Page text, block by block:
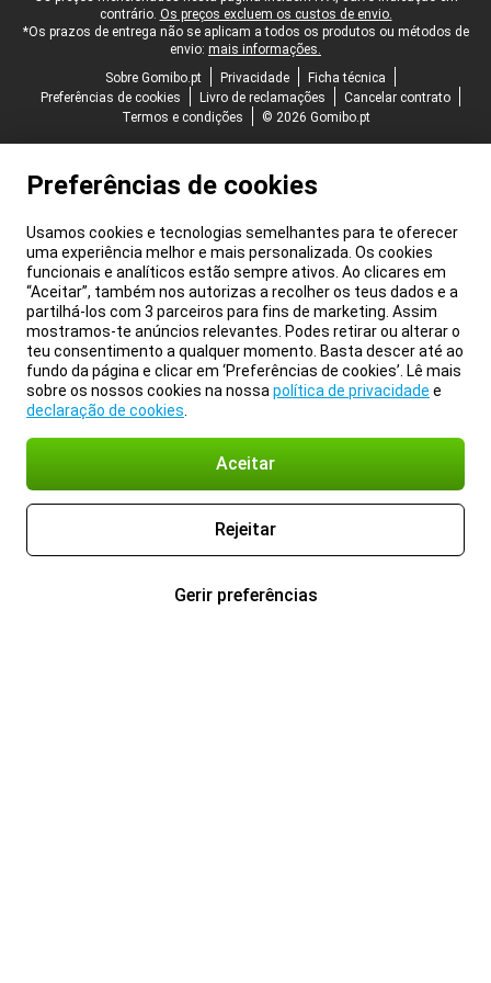
contrário. Os preços excluem os custos de envio.
*Os prazos de entrega não se aplicam a todos os produtos ou métodos de
envio: mais informações.
Sobre Gomibo.pt
Privacidade
Ficha técnica
Preferências de cookies
Livro de reclamações
Cancelar contrato
Termos e condições
© 2026 Gomibo.pt
Preferências de cookies
Usamos cookies e tecnologias semelhantes para te oferecer
uma experiência melhor e mais personalizada. Os cookies
funcionais e analíticos estão sempre ativos. Ao clicares em
“Aceitar”, também nos autorizas a recolher os teus dados e a
partilhá-los com 3 parceiros para fins de marketing. Assim
mostramos-te anúncios relevantes. Podes retirar ou alterar o
teu consentimento a qualquer momento. Basta descer até ao
fundo da página e clicar em ‘Preferências de cookies’. Lê mais
sobre os nossos cookies na nossa política de privacidade e
declaração de cookies
Aceitar
Rejeitar
Gerir preferências